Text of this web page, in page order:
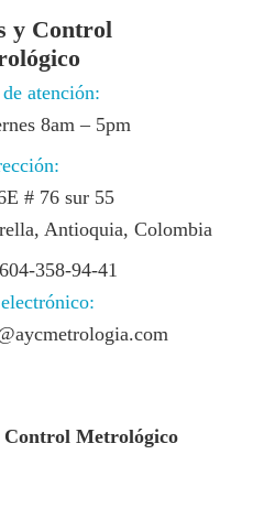
y Control
atención:
8am – 5pm
# 76 sur 55
Antioquia, Colombia
604-358-94-41
Metrológico